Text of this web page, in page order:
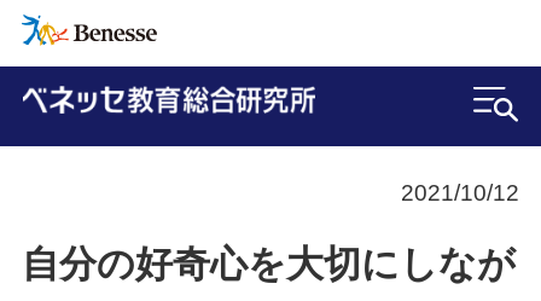
2021/10/12
自分の好奇心を大切にしなが